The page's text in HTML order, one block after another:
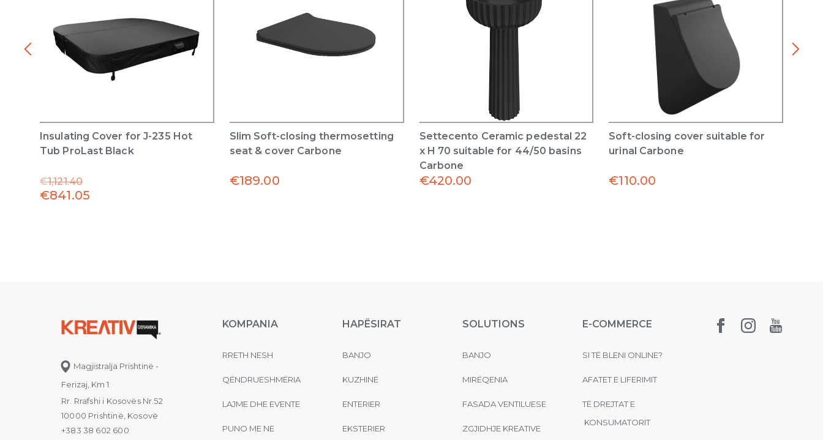
Insulating Cover for J-235 Hot
Tub ProLast Black
€1,121.40
€841.05
Slim Soft-closing thermosetting
seat & cover Carbone
€189.00
Settecento Ceramic pedestal 22
x H 70 suitable for 44/50 basins
Carbone
€420.00
Soft-closing cover suitable for
urinal Carbone
€110.00
Magjistralja Prishtinë -
Ferizaj, Km 1
Rr. Rrafshi i Kosovës Nr.52
10000 Prishtinë, Kosovë
+383 38 602 600
KOMPANIA
RRETH NESH
QËNDRUESHMËRIA
LAJME DHE EVENTE
PUNO ME NE
HAPËSIRAT
BANJO
KUZHINË
ENTERIER
EKSTERIER
SOLUTIONS
BANJO
MIRËQENIA
FASADA VENTILUESE
ZGJIDHJE KREATIVE
E-COMMERCE
SI TË BLENI ONLINE?
AFATET E LIFERIMIT
TË DREJTAT E
KONSUMATORIT